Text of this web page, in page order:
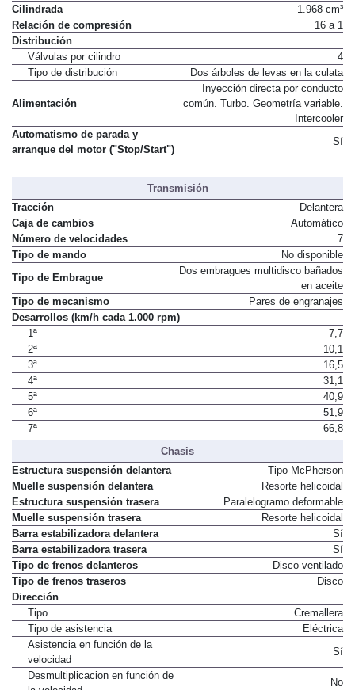
Cilindrada
1.968 cm³
Relación de compresión
16 a 1
Distribución
Válvulas por cilindro
4
Tipo de distribución
Dos árboles de levas en la culata
Alimentación
Inyección directa por conducto
común. Turbo. Geometría variable.
Intercooler
Automatismo de parada y
arranque del motor ("Stop/Start")
Sí
Transmisión
Tracción
Delantera
Caja de cambios
Automático
Número de velocidades
7
Tipo de mando
No disponible
Tipo de Embrague
Dos embragues multidisco bañados
en aceite
Tipo de mecanismo
Pares de engranajes
Desarrollos (km/h cada 1.000 rpm)
1ª
7,7
2ª
10,1
3ª
16,5
4ª
31,1
5ª
40,9
6ª
51,9
7ª
66,8
Chasis
Estructura suspensión delantera
Tipo McPherson
Muelle suspensión delantera
Resorte helicoidal
Estructura suspensión trasera
Paralelogramo deformable
Muelle suspensión trasera
Resorte helicoidal
Barra estabilizadora delantera
Sí
Barra estabilizadora trasera
Sí
Tipo de frenos delanteros
Disco ventilado
Tipo de frenos traseros
Disco
Dirección
Tipo
Cremallera
Tipo de asistencia
Eléctrica
Asistencia en función de la
velocidad
Sí
Desmultiplicacion en función de
No